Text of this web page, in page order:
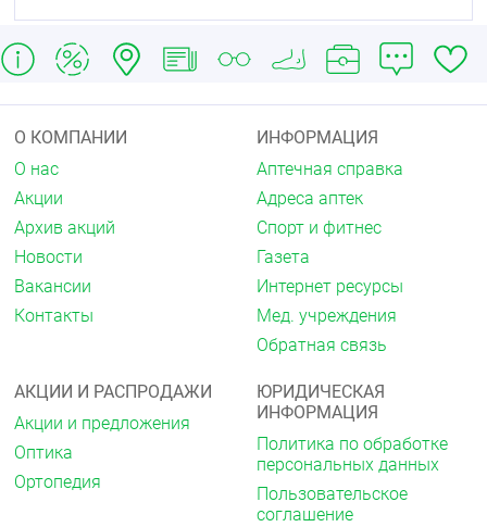
О КОМПАНИИ
О нас
Акции
Архив акций
Новости
Вакансии
Контакты
ИНФОРМАЦИЯ
Аптечная справка
Адреса аптек
Спорт и фитнес
Газета
Интернет ресурсы
Мед. учреждения
Обратная связь
АКЦИИ И РАСПРОДАЖИ
Акции и предложения
Оптика
Ортопедия
ЮРИДИЧЕСКАЯ
ИНФОРМАЦИЯ
Политика по обработке
персональных данных
Пользовательское
соглашение